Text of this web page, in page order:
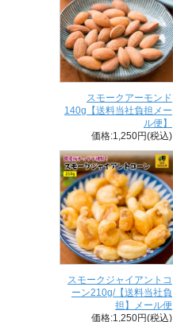
スモークアーモンド
140g【送料当社負担メー
ル便】
価格:1,250円(税込)
スモークジャイアントコ
ーン210g/【送料当社負
担】メール便
価格:1,250円(税込)